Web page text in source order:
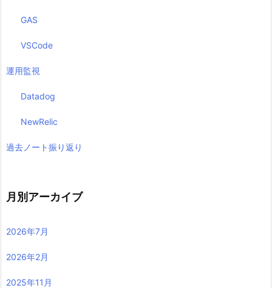
GAS
VSCode
運用監視
Datadog
NewRelic
過去ノート振り返り
月別アーカイブ
2026年7月
2026年2月
2025年11月